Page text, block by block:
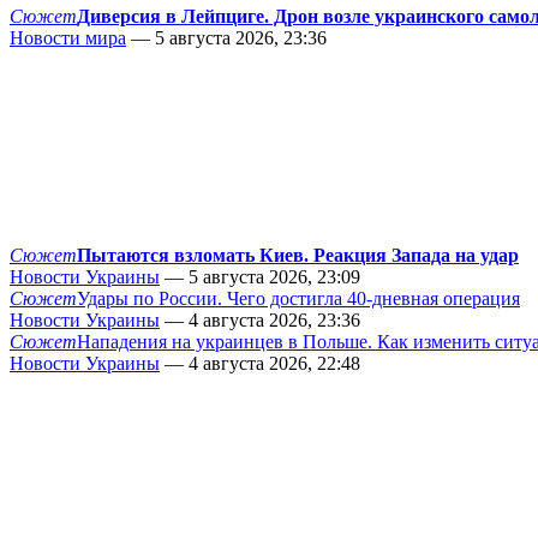
СюжетДиверсия в Лейпциге. Дрон возле украинского
Новости мира — 5 августа 2026, 23:36
СюжетПытаются взломать Киев. Реакция Запада на удар
Новости Украины — 5 августа 2026, 23:09
СюжетУдары по России. Чего достигла 40-дневная операция
Новости Украины — 4 августа 2026, 23:36
СюжетНападения на украинцев в Польше. Как изменить
Новости Украины — 4 августа 2026, 22:48